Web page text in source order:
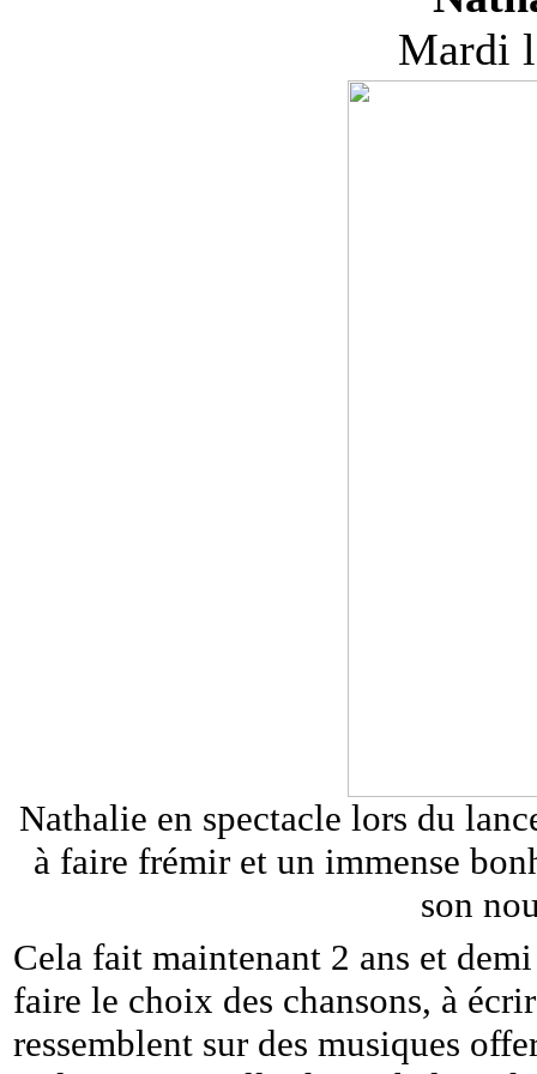
Mardi
Nathalie en spectacle lors du
à faire frémir et un immense
son
Cela fait maintenant 2 ans et
faire le choix des chansons, à
ressemblent sur des musiques